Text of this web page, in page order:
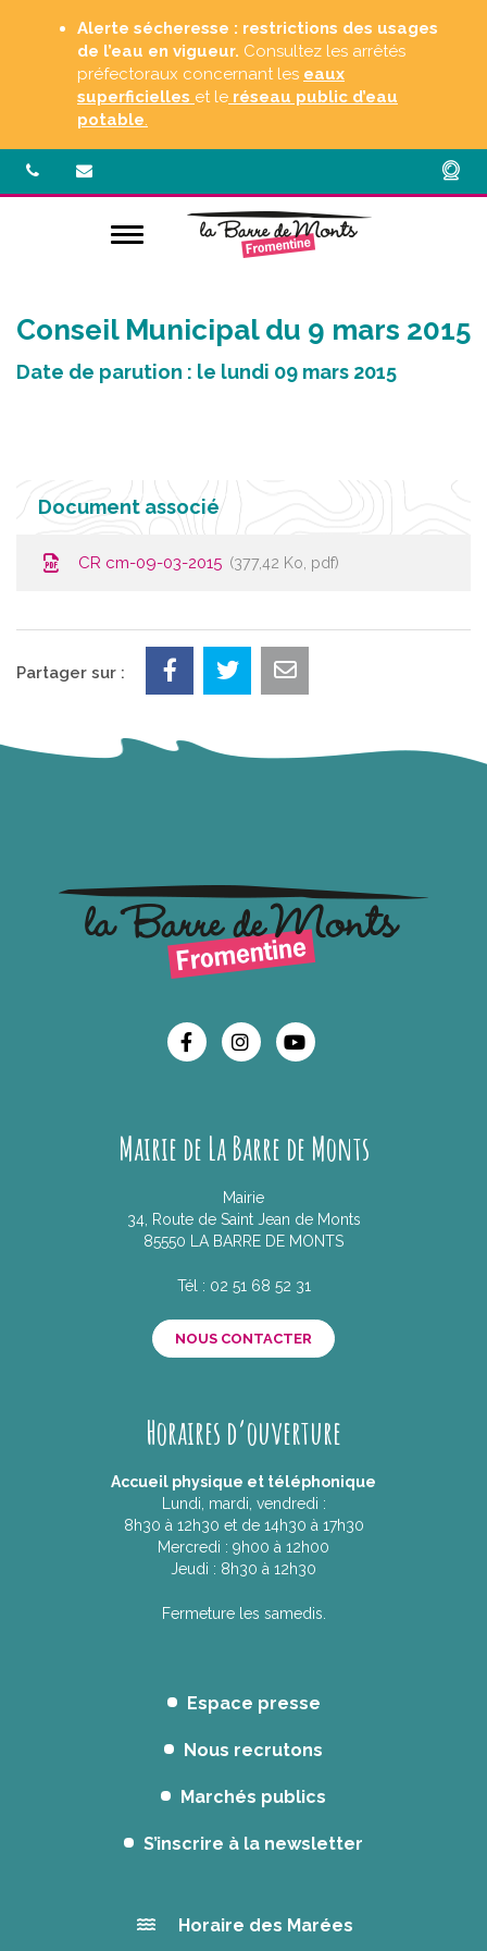
Alerte sécheresse : restrictions des usages
de l’eau en vigueur. Consultez les arrêtés
préfectoraux concernant les eaux
superficielles et le réseau public d’eau
potable.
Aller à la navigation
Conseil Municipal du 9 mars 2015
Date de parution : le lundi 09 mars 2015
Document associé
CR cm-09-03-2015 377,42 Ko, pdf
Partager sur :
Lien vers le compte Facebook
Lien vers le compte
Lien vers la chaîne
Mairie de La Barre de Monts
Mairie
34, Route de Saint Jean de Monts
85550 LA BARRE DE MONTS
Tél : 02 51 68 52 31
NOUS CONTACTER
Horaires d’ouverture
Accueil physique et téléphonique
Lundi, mardi, vendredi :
8h30 à 12h30 et de 14h30 à 17h30
Mercredi : 9h00 à 12h00
Jeudi : 8h30 à 12h30
Fermeture les samedis.
Espace presse
Nous recrutons
Marchés publics
S’inscrire à la newsletter
Horaire des Marées